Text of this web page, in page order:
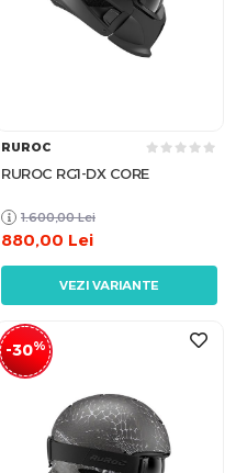
RUROC
RUROC RG1-DX CORE
1.600,00 Lei
880,00 Lei
VEZI VARIANTE
-30%